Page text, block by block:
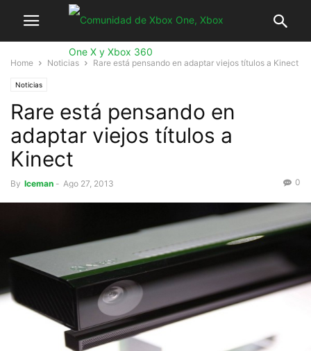
Home Noticias Rare está pensando en adaptar viejos títulos a Kinect
Noticias
Rare está pensando en
adaptar viejos títulos a
Kinect
By Iceman - Ago 27, 2013 0